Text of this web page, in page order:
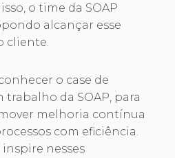
o time da SOAP
alcançar esse
cliente.
o case de
trabalho da SOAP, para
melhoria contínua
com eficiência.
nesses